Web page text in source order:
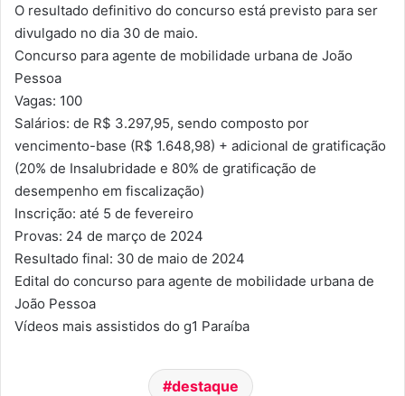
O resultado definitivo do concurso está previsto para ser
divulgado no dia 30 de maio.
Concurso para agente de mobilidade urbana de João
Pessoa
Vagas: 100
Salários: de R$ 3.297,95, sendo composto por
vencimento-base (R$ 1.648,98) + adicional de gratificação
(20% de Insalubridade e 80% de gratificação de
desempenho em fiscalização)
Inscrição: até 5 de fevereiro
Provas: 24 de março de 2024
Resultado final: 30 de maio de 2024
Edital do concurso para agente de mobilidade urbana de
João Pessoa
Vídeos mais assistidos do g1 Paraíba
destaque